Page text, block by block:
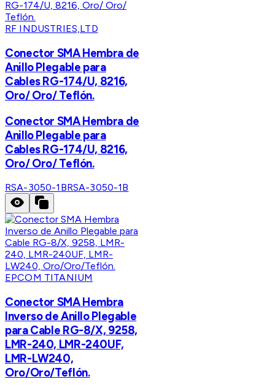
RF INDUSTRIES,LTD
Conector SMA Hembra de
Anillo Plegable para
Cables RG-174/U, 8216,
Oro/ Oro/ Teflón.
Conector SMA Hembra de
Anillo Plegable para
Cables RG-174/U, 8216,
Oro/ Oro/ Teflón.
RSA-3050-1BRSA-3050-1B
EPCOM TITANIUM
Conector SMA Hembra
Inverso de Anillo Plegable
para Cable RG-8/X, 9258,
LMR-240, LMR-240UF,
LMR-LW240,
Oro/Oro/Teflón.